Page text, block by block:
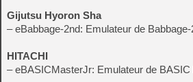
Gijutsu Hyoron Sha
– eBabbage-2nd: Emulateur de Babbage-
HITACHI
– eBASICMasterJr: Emulateur de